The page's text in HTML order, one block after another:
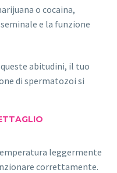
o cocaina,
e la funzione
abitudini, il tuo
di spermatozoi si
leggermente
correttamente.